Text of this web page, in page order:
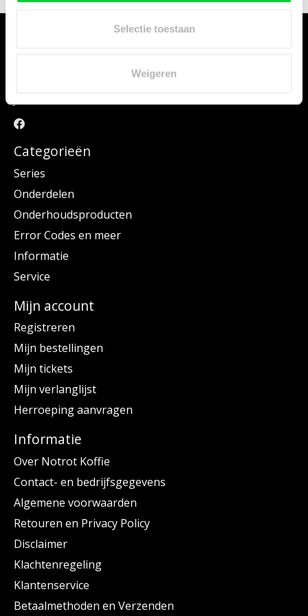
Selectie toestaan
Weigeren
Categorieën
Series
Onderdelen
Onderhoudsproducten
Error Codes en meer
Informatie
Service
Mijn account
Registreren
Mijn bestellingen
Mijn tickets
Mijn verlanglijst
Herroeping aanvragen
Informatie
Over Notrot Koffie
Contact- en bedrijfsgegevens
Algemene voorwaarden
Retouren en Privacy Policy
Disclaimer
Klachtenregeling
Klantenservice
Betaalmethoden en Verzenden